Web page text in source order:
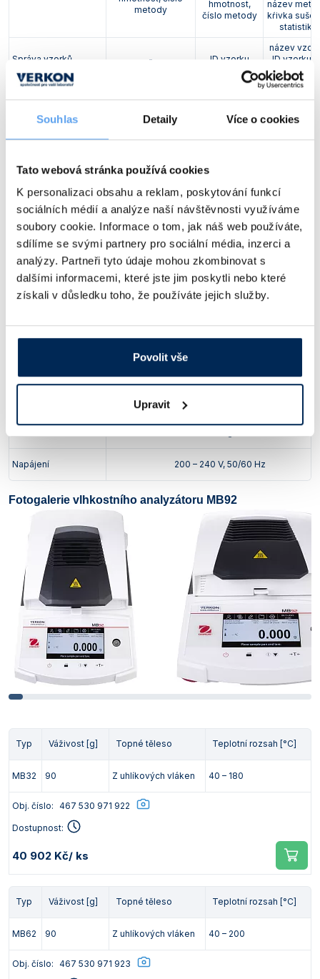
Souhlas Detaily Více o cookies
Tato webová stránka používá cookies
K personalizaci obsahu a reklam, poskytování funkcí
sociálních médií a analýze naší návštěvnosti využíváme
soubory cookie. Informace o tom, jak náš web používáte,
sdílíme se svými partnery pro sociální média, inzerci a
analýzy. Partneři tyto údaje mohou zkombinovat s
dalšími informacemi, které jste jim poskytli nebo které
získali v důsledku toho, že používáte jejich služby.
Povolit vše
Upravit
metody
hmotnost,
číslo metody
název
kŕivka
statistika
Správa vzorků - ID vzorku
název
ID vzorku,
dávky
(počet uložených
metod)
2 20 20
Paměť 1 výsledek měření
manuální,
automatické
automatických
Časovač 1 – 480 min
Kalibrace externí
(libela)
ano, na přední straně vah
RS232, USB
device
device
teplota okolí: 10 – 40 °C, max. 80% RH
210 x 352 x 138 mm
Napájení 200 – 240 V, 50/60 Hz
Fotogalerie vlhkostního analyzátoru MB92
Typ Váživost [g] Topné těleso Teplotní rozsah [°C]
MB32 90 Z uhlíkových vláken 40 – 180
Obj. číslo: 467 530 971 922
Dostupnost:
40 902 Kč/ ks
Typ Váživost [g] Topné těleso Teplotní rozsah [°C]
MB62 90 Z uhlíkových vláken 40 – 200
Obj. číslo: 467 530 971 923